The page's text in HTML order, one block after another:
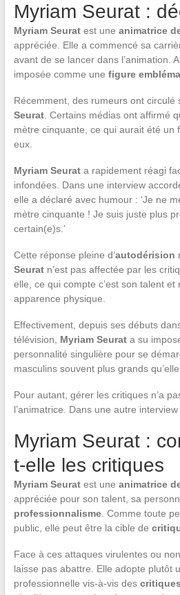
Myriam Seurat :
Myriam Seuratest une animatrice
appréciée. Elle a commencé sa
avant de se lancer dans l’animation.
imposée comme une figure
Récemment, des rumeurs ont circulé
Seurat. Certains médias ont affirmé
mètre cinquante, ce qui aurait été un
eux.
Myriam Seurata rapidement réagi
infondées. Dans une interview
elle a déclaré avec humour : ‘Je ne
mètre cinquante ! Je suis juste plus
certain(e)s.’
Cette réponse pleine d’autodérision
Seuratn’est pas affectée par les
elle, ce qui compte c’est son talent et
apparence physique.
Effectivement, depuis ses débuts
télévision, Myriam Seurata su
personnalité singulière pour se
masculins souvent plus grands qu’elle.
Pour autant, gérer les critiques n’a
l’animatrice. Dans une autre
Myriam Seurat :
t-elle les critiques
Myriam Seuratest une animatrice
appréciée pour son talent, sa
professionnalisme. Comme toute
public, elle peut être la cible de
Face à ces attaques virulentes ou non,
laisse pas abattre. Elle adopte plutôt
professionnelle vis-à-vis des critiques